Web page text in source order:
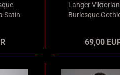
Satin
und
Langer
Burlesque
69,00